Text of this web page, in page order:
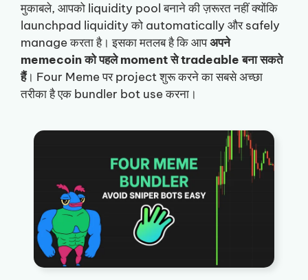
मुकाबले, आपको liquidity pool बनाने की ज़रूरत नहीं क्योंकि
launchpad liquidity को automatically और safely
manage करता है। इसका मतलब है कि आपअपने
memecoin को पहले moment से tradeable बना सकते
हैं। Four Meme पर project शुरू करने का सबसे अच्छा
तरीका है एक bundler bot use करना।